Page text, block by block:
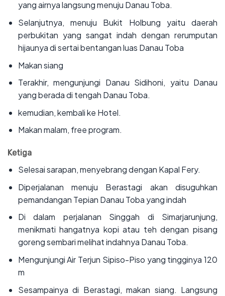
yang airnya langsung menuju Danau Toba.
‌Selanjutnya, menuju Bukit Holbung yaitu daerah
perbukitan yang sangat indah dengan rerumputan
hijaunya di sertai bentangan luas Danau Toba
‌Makan siang
‌Terakhir, mengunjungi Danau Sidihoni, yaitu Danau
yang berada di tengah Danau Toba.
‌kemudian, kembali ke Hotel.
‌Makan malam, free program.
Ketiga
‌Selesai sarapan, menyebrang dengan Kapal Fery.
‌Diperjalanan menuju Berastagi akan disuguhkan
pemandangan Tepian Danau Toba yang indah
‌Di dalam perjalanan Singgah di Simarjarunjung,
menikmati hangatnya kopi atau teh dengan pisang
goreng sembari melihat indahnya Danau Toba.
‌Mengunjungi Air Terjun Sipiso-Piso yang tingginya 120
m
‌Sesampainya di Berastagi, makan siang. Langsung